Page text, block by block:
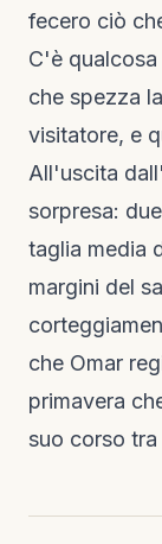
fecero ciò
C'è
che spezza
visitatore, e
All'uscita
sorpresa:
taglia media
margini del
che Omar
primavera
suo corso tra